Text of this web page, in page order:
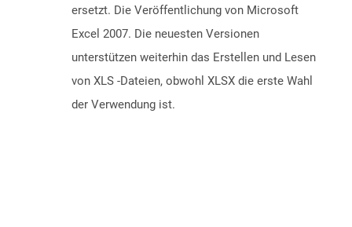
ersetzt. Die Veröffentlichung von Microsoft
Excel 2007. Die neuesten Versionen
unterstützen weiterhin das Erstellen und Lesen
von XLS -Dateien, obwohl XLSX die erste Wahl
der Verwendung ist.